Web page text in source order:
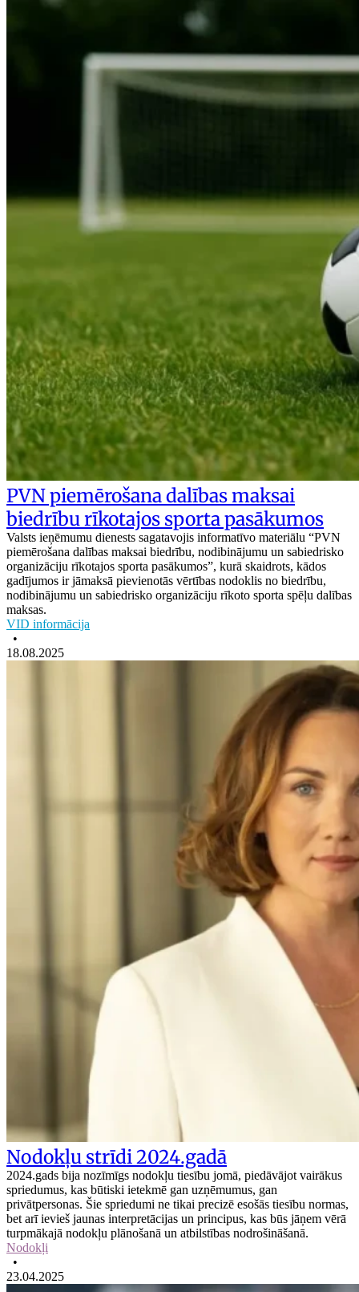
PVN piemērošana dalības maksai
biedrību rīkotajos sporta pasākumos
Valsts ieņēmumu dienests sagatavojis informatīvo materiālu “PVN
piemērošana dalības maksai biedrību, nodibinājumu un sabiedrisko
organizāciju rīkotajos sporta pasākumos”, kurā skaidrots, kādos
gadījumos ir jāmaksā pievienotās vērtības nodoklis no biedrību,
nodibinājumu un sabiedrisko organizāciju rīkoto sporta spēļu dalības
maksas.
VID informācija
•
18.08.2025
Nodokļu strīdi 2024.gadā
2024.gads bija nozīmīgs nodokļu tiesību jomā, piedāvājot vairākus
spriedumus, kas būtiski ietekmē gan uzņēmumus, gan
privātpersonas. Šie spriedumi ne tikai precizē esošās tiesību normas,
bet arī ievieš jaunas interpretācijas un principus, kas būs jāņem vērā
turpmākajā nodokļu plānošanā un atbilstības nodrošināšanā.
Nodokļi
•
23.04.2025